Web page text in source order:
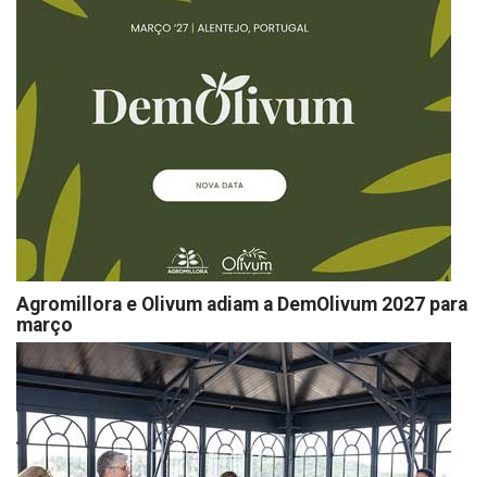
Agromillora e Olivum adiam a DemOlivum 2027 para
março